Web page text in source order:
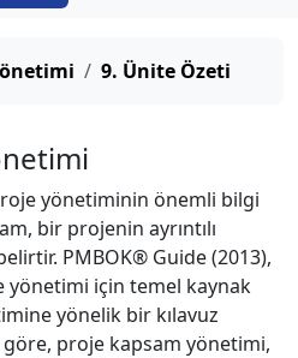
9. Ünite Özeti
yönetiminin önemli bilgi
bir projenin ayrıntılı
PMBOK® Guide (2013),
için temel kaynak
yönelik bir kılavuz
göre, proje kapsam yönetimi,